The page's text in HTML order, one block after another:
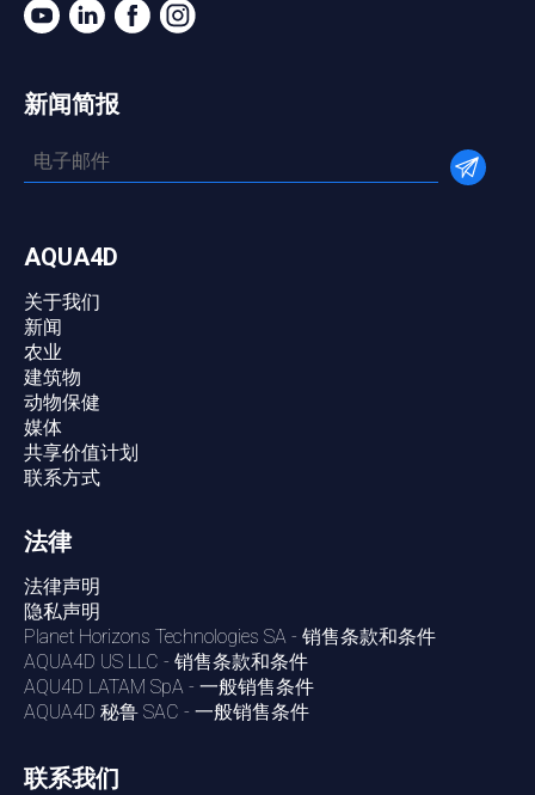
新闻简报
AQUA4D
关于我们
新闻
农业
建筑物
动物保健
媒体
共享价值计划
联系方式
法律
法律声明
隐私声明
Planet Horizons Technologies SA - 销售条款和条件
AQUA4D US LLC - 销售条款和条件
AQU4D LATAM SpA - 一般销售条件
AQUA4D 秘鲁 SAC - 一般销售条件
联系我们